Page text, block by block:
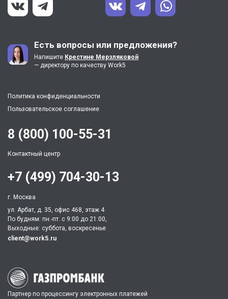
Есть вопросы или предложения?
Напишите Крестине Мерзляковой
— директору по качеству Work5
Политика конфиденциальности
Пользовательское соглашение
Партнер по процессингу электронных платежей
8 (800) 100-55-31
Контактный центр
+7 (499) 704-30-13
г. Москва
ул. Арбат, д. 35, офис 468, этаж 4
По будням: пн.-пт. c 9:00 до 21:00,
Выходные: суббота, воскресенье
client@work5.ru